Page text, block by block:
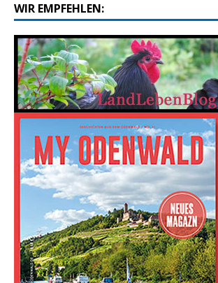
WIR EMPFEHLEN: